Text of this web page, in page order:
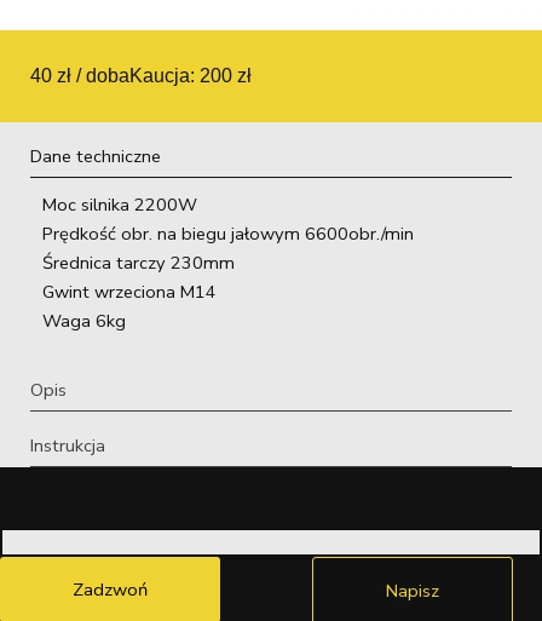
40 zł / dobaKaucja: 200 zł
Dane techniczne
Opis
Instrukcja
Moc silnika 2200W
Prędkość obr. na biegu jałowym 6600obr./min
Średnica tarczy 230mm
Gwint wrzeciona M14
Waga 6kg
Zadzwoń Napisz